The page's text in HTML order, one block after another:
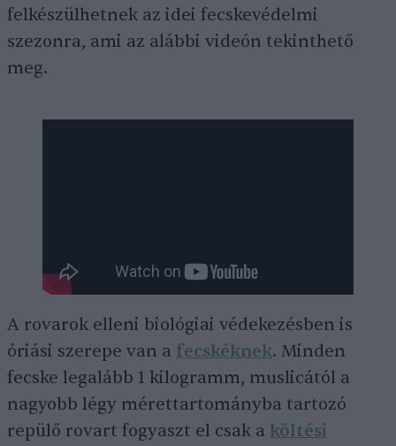
felkészülhetnek az idei fecskevédelmi
szezonra, ami az alábbi videón tekinthető
meg.
A rovarok elleni biológiai védekezésben is
óriási szerepe van a fecskéknek. Minden
fecske legalább 1 kilogramm, muslicától a
nagyobb légy mérettartományba tartozó
repülő rovart fogyaszt el csak a költési